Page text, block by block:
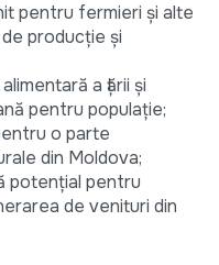
pentru fermieri și alte
producție și
a țării și
pentru populație;
o parte
din Moldova;
potențial pentru
de venituri din